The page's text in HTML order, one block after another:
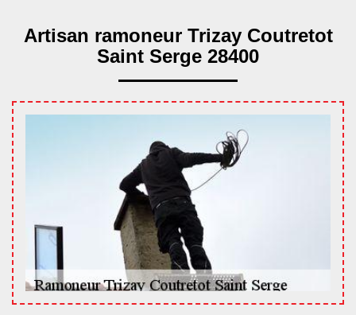
Artisan ramoneur Trizay Coutretot
Saint Serge 28400